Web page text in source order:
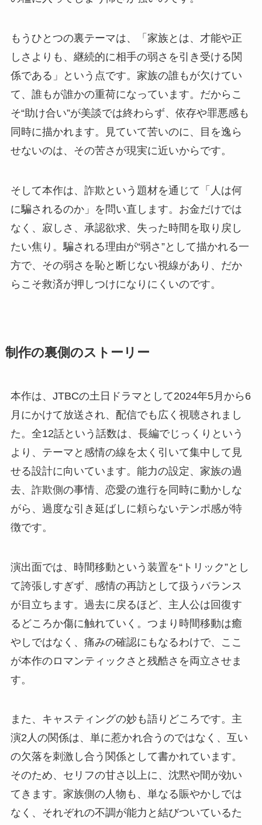
もうひとつの裏テーマは、「家族とは、才能や正
しさよりも、継続的に相手の弱さを引き受ける関
係である」という点です。家族の誰もが欠けてい
て、誰もが誰かの重荷になっています。だからこ
そ“助け合い”が美談では終わらず、依存や罪悪感も
同時に描かれます。見ていて苦いのに、目を逸ら
せないのは、その苦さが現実に近いからです。
そして本作は、詐欺という題材を通じて「人は何
に騙されるのか」を問い直します。お金だけでは
なく、寂しさ、承認欲求、失った時間を取り戻し
たい焦り。騙される理由が“弱さ”として描かれる一
方で、その弱さを恥と断じない視線があり、だか
らこそ救済が押しつけになりにくいのです。
制作の裏側のストーリー
本作は、JTBCの土日ドラマとして2024年5月から6
月にかけて放送され、配信でも広く視聴されまし
た。全12話という話数は、長編でじっくりという
より、テーマと感情の線を太く引いて集中して見
せる設計に向いています。能力の設定、家族の過
去、詐欺側の事情、恋愛の進行を同時に動かしな
がら、過度な引き延ばしに頼らないテンポ感が特
徴です。
演出面では、時間移動という装置を“トリック”とし
て誇張しすぎず、感情の再訪として扱うバランス
が目立ちます。過去に戻るほど、主人公は回復す
るどころか傷に触れていく。つまり時間移動は癒
やしではなく、痛みの確認にもなるわけで、ここ
が本作のロマンティックさと残酷さを両立させま
す。
また、キャスティングの妙も語りどころです。主
演2人の関係は、単に惹かれ合うのではなく、互い
の欠落を刺激し合う関係として書かれています。
そのため、セリフの甘さ以上に、沈黙や間が効い
てきます。家族側の人物も、単なる賑やかしでは
なく、それぞれの不調が能力と結びついているた